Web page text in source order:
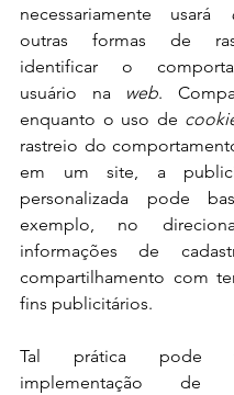
necessariamente usará
outras formas de
identificar o
usuário na web.
enquanto o uso de
rastreio do
em um site, a
personalizada pode
exemplo, no
informações de
compartilhamento com
fins publicitários.
Tal prática pode
implementação de